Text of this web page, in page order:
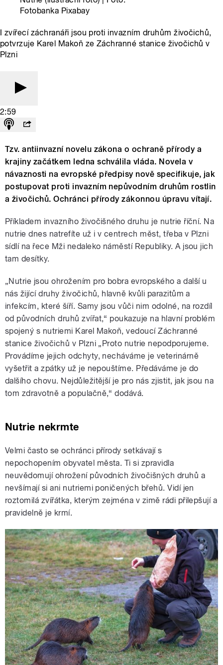
Fotobanka Pixabay
I zvířecí záchranáři jsou proti invazním druhům živočichů,
potvrzuje Karel Makoň ze Záchranné stanice živočichů v
Plzni
2:59
Tzv. antiinvazní novelu zákona o ochraně přírody a
krajiny začátkem ledna schválila vláda. Novela v
návaznosti na evropské předpisy nově specifikuje, jak
postupovat proti invazním nepůvodním druhům rostlin
a živočichů. Ochránci přírody zákonnou úpravu vítají.
Příkladem invazního živočišného druhu je nutrie říční. Na
nutrie dnes natrefíte už i v centrech měst, třeba v Plzni
sídlí na řece Mži nedaleko náměstí Republiky. A jsou jich
tam desítky.
„Nutrie jsou ohrožením pro bobra evropského a další u
nás žijící druhy živočichů, hlavně kvůli parazitům a
infekcím, které šíří. Samy jsou vůči nim odolné, na rozdíl
od původních druhů zvířat,“ poukazuje na hlavní problém
spojený s nutriemi Karel Makoň, vedoucí Záchranné
stanice živočichů v Plzni „Proto nutrie nepodporujeme.
Provádíme jejich odchyty, necháváme je veterinárně
vyšetřit a zpátky už je nepouštíme. Předáváme je do
dalšího chovu. Nejdůležitější je pro nás zjistit, jak jsou na
tom zdravotně a populačně,“ dodává.
Nutrie nekrmte
Velmi často se ochránci přírody setkávají s
nepochopením obyvatel města. Ti si zpravidla
neuvědomují ohrožení původních živočišných druhů a
nevšímají si ani nutriemi poničených břehů. Vidí jen
roztomilá zvířátka, kterým zejména v zimě rádi přilepšují a
pravidelně je krmí.